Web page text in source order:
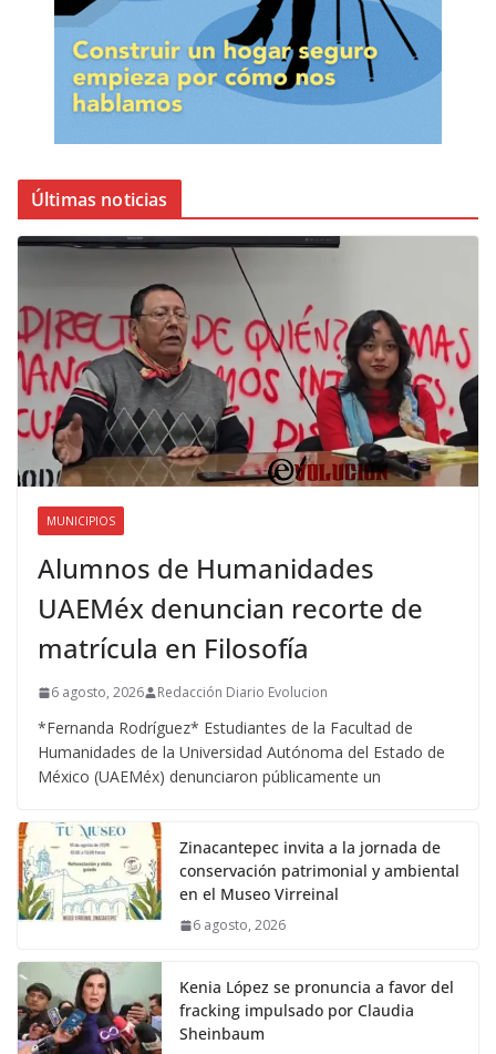
Últimas noticias
MUNICIPIOS
Alumnos de Humanidades
UAEMéx denuncian recorte de
matrícula en Filosofía
6 agosto, 2026 Redacción Diario Evolucion
*Fernanda Rodríguez* Estudiantes de la Facultad de
Humanidades de la Universidad Autónoma del Estado de
México (UAEMéx) denunciaron públicamente un
Zinacantepec invita a la jornada de
conservación patrimonial y ambiental
en el Museo Virreinal
6 agosto, 2026
Kenia López se pronuncia a favor del
fracking impulsado por Claudia
Sheinbaum